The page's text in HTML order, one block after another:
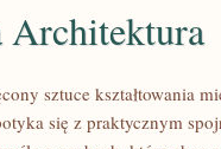
Architektura
sztuce kształtowania
się z praktycznym